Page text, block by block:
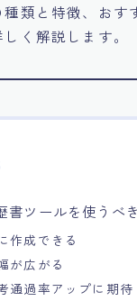
類と特徴、おす
く解説します。
書ツールを使うべ
作成できる
が広がる
通過率アップに期待